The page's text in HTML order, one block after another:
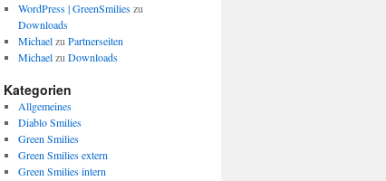
WordPress | GreenSmilieszu
Downloads
Michaelzu Partnerseiten
Michaelzu Downloads
Kategorien
Allgemeines
Diablo Smilies
Green Smilies
Green Smilies extern
Green Smilies intern